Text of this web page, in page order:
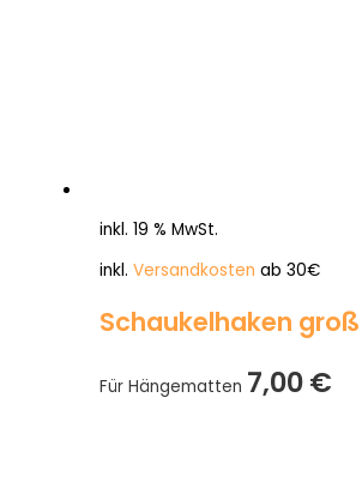
inkl. 19 % MwSt.
inkl. Versandkosten ab 30€
Schaukelhaken groß
Für Hängematten 7,00€